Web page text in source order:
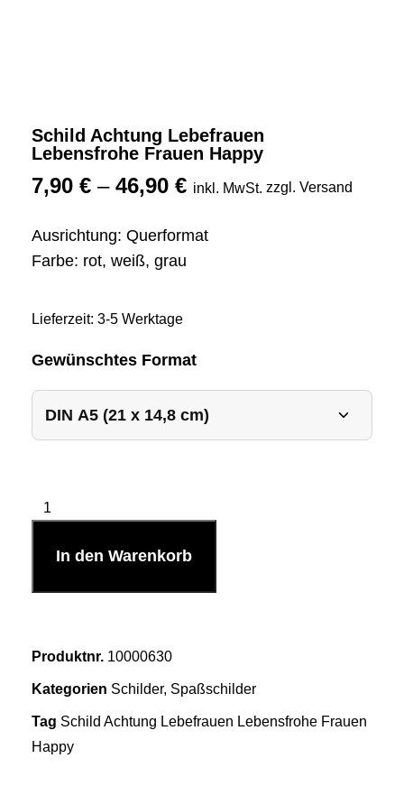
Schild Achtung Lebefrauen
Lebensfrohe Frauen Happy
7,90 € – 46,90 € inkl. MwSt. zzgl. Versand
Ausrichtung: Querformat
Farbe: rot, weiß, grau
Lieferzeit: 3-5 Werktage
Gewünschtes Format
In den Warenkorb
Produktnr. 10000630
Kategorien Schilder, Spaßschilder
Tag Schild Achtung Lebefrauen Lebensfrohe Frauen
Happy